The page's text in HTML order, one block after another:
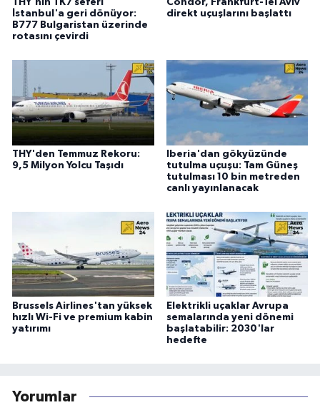
THY'nin TK7 seferi
İstanbul'a geri dönüyor:
B777 Bulgaristan üzerinde
rotasını çevirdi
Condor, Frankfurt-Tel Aviv
direkt uçuşlarını başlattı
THY'den Temmuz Rekoru:
9,5 Milyon Yolcu Taşıdı
Iberia'dan gökyüzünde
tutulma uçuşu: Tam Güneş
tutulması 10 bin metreden
canlı yayınlanacak
Brussels Airlines'tan yüksek
hızlı Wi-Fi ve premium kabin
yatırımı
Elektrikli uçaklar Avrupa
semalarında yeni dönemi
başlatabilir: 2030'lar
hedefte
Yorumlar